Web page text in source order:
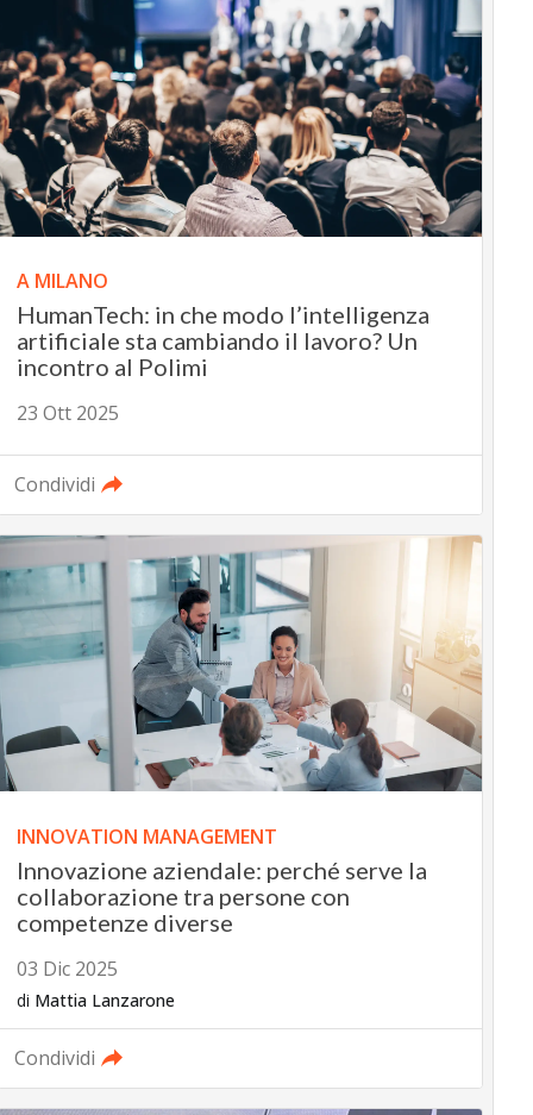
A MILANO
HumanTech: in che modo l’intelligenza
artificiale sta cambiando il lavoro? Un
incontro al Polimi
23 Ott 2025
Condividi
INNOVATION MANAGEMENT
Innovazione aziendale: perché serve la
collaborazione tra persone con
competenze diverse
03 Dic 2025
di Mattia Lanzarone
Condividi